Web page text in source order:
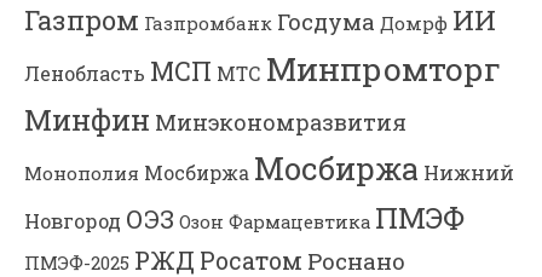
Газпром Газпромбанк Госдума Домрф ИИ
Ленобласть МСП МТС Минпромторг
Минфин Минэкономразвития
Монополия Мосбиржа Мосбиржа Нижний
Новгород ОЭЗ Озон Фармацевтика ПМЭФ
ПМЭФ-2025 РЖД Росатом Роснано